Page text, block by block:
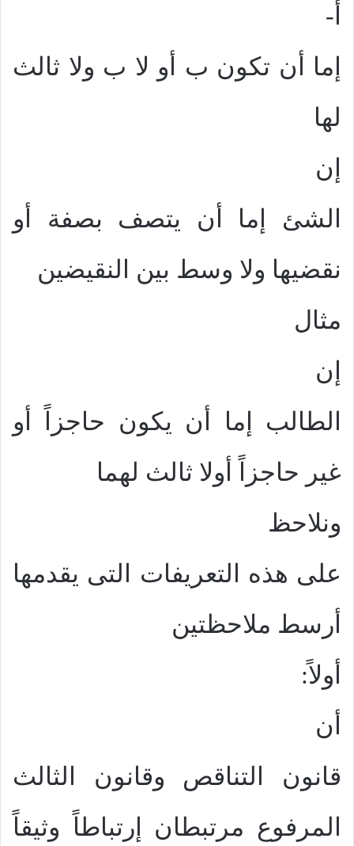
أ‌-
إما أن تكون ب أو لا ب ولا ثالث
لها
إن
الشئ إما أن يتصف بصفة أو
نقضيها ولا وسط بين النقيضين
مثال
إن
الطالب إما أن يكون حاجزاً أو
غير حاجزاً أولا ثالث لهما
ونلاحظ
على هذه التعريفات التى يقدمها
أرسط ملاحظتين
أولاً:
أن
قانون التناقص وقانون الثالث
المرفوع مرتبطان إرتباطاً وثيقاً